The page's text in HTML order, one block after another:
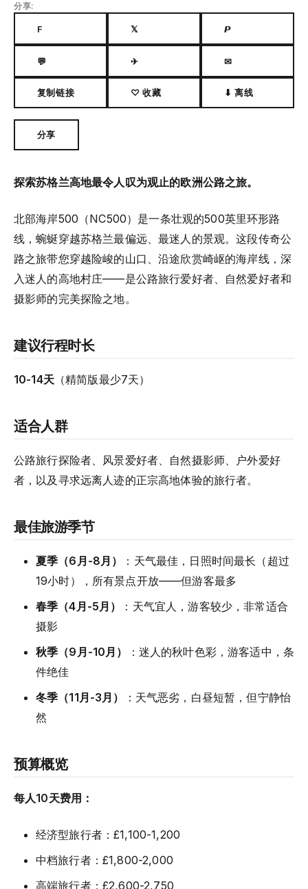
分享:
F 𝕏 𝙋
💬 ✈ ✉
复制链接 ♡ 收藏 ⬇ 离线
分享
探索苏格兰高地最令人叹为观止的欧洲公路之旅。
北部海岸500（NC500）是一条壮观的500英里环形路
线，蜿蜒穿越苏格兰最偏远、最迷人的景观。这段传奇公
路之旅带您穿越险峻的山口、沿途欣赏崎岖的海岸线，深
入迷人的高地村庄——是公路旅行爱好者、自然爱好者和
摄影师的完美探险之地。
建议行程时长
10-14天（精简版最少7天）
适合人群
公路旅行探险者、风景爱好者、自然摄影师、户外爱好
者，以及寻求远离人迹的正宗高地体验的旅行者。
最佳旅游季节
夏季（6月-8月）
：天气最佳，日照时间最长（超过
19小时），所有景点开放——但游客最多
春季（4月-5月）
：天气宜人，游客较少，非常适合
摄影
秋季（9月-10月）
：迷人的秋叶色彩，游客适中，条
件绝佳
冬季（11月-3月）
：天气恶劣，白昼短暂，但宁静怡
然
预算概览
每人10天费用：
经济型旅行者：£1,100-1,200
中档旅行者：£1,800-2,000
高端旅行者：£2,600-2,750